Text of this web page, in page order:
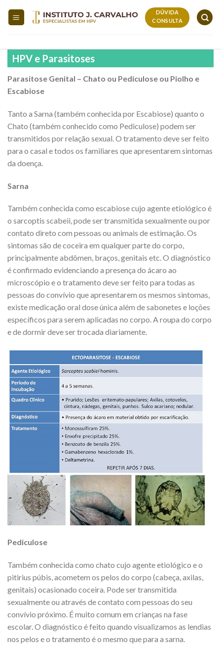
DÚVIDA
CONSULTA
HPV e Parasitoses
Parasitose Genital – Chato ou Pediculose ou Piolho e
Escabiose
Tanto a Sarna (também conhecida por Escabiose) quanto o
Chato (também conhecido como Pediculose) podem ser
transmitidos por relação sexual. O tratamento deve ser feito
para o casal e todos os familiares que apresentarem sintomas
da doença.
Sarna
Também conhecida como escabiose cujo agente etiológico é
o sarcoptis scabeii, pode ser transmitida sexualmente ou por
contato direto com pessoas ou animais de estimação. Os
sintomas são de coceira em qualquer parte do corpo,
principalmente abdômen, braços, genitais etc. O diagnóstico
é confirmado evidenciando a presença do ácaro ao
microscópio e o tratamento deve ser feito para todas as
pessoas do convívio que apresentarem os mesmos sintomas,
existe medicação oral dose única além de sabonetes e loções
específicos para serem aplicadas no corpo. A roupa do corpo
e de dormir deve ser trocada diariamente.
Pediculose
Também conhecida como chato cujo agente etiológico e o
pitirius púbis, acometem os pelos do corpo (cabeça, axilas,
genitais) ocasionado coceira. Pode ser transmitida
sexualmente ou através de contato com pessoas do seu
convívio próximo. É muito comum em crianças na fase
escolar. O diagnóstico é feito quando visualizamos as lendias
nos pelos e o tratamento é o mesmo que para a sarna.